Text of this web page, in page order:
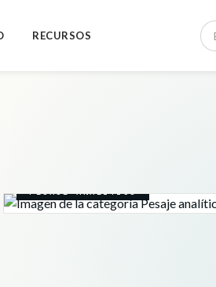
RECURSOS